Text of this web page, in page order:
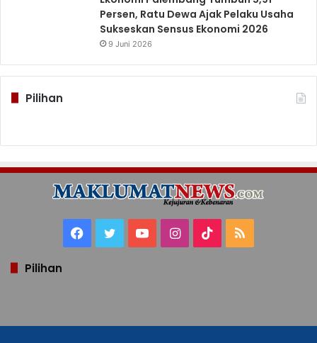
Persen, Ratu Dewa Ajak Pelaku Usaha
Sukseskan Sensus Ekonomi 2026
9 Juni 2026
Pilihan
Facebook
TwitterYouTubeInstagram
TikTokRSS
Pilihan